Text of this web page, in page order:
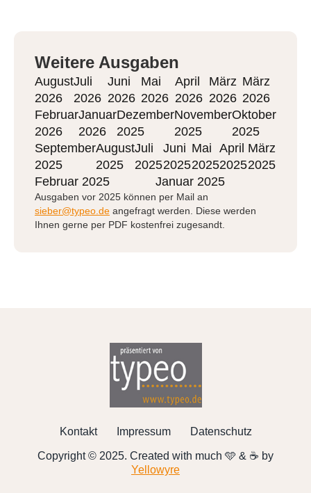
Weitere Ausgaben
August
2026
Juli
2026
Juni
2026
Mai
2026
April
2026
März
2026
März
2026
Februar
2026
Januar
2026
Dezember
2025
November
2025
Oktober
2025
September
2025
August
2025
Juli
2025
Juni
2025
Mai
2025
April
2025
März
2025
Februar 2025
Januar 2025
Ausgaben vor 2025 können per Mail an
sieber@typeo.de angefragt werden. Diese werden
Ihnen gerne per PDF kostenfrei zugesandt.
Kontakt Impressum Datenschutz
Copyright © 2025. Created with much 🩵 & ☕ by
Yellowyre